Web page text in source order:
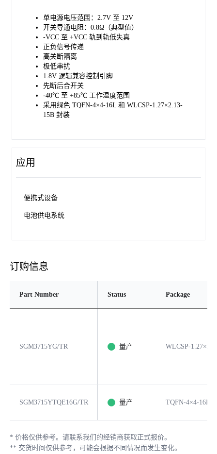
单电源电压范围：2.7V 至 12V
开关导通电阻：0.8Ω（典型值）
-VCC 至 +VCC 轨到轨低失真
正负信号传递
高关断隔离
极低串扰
1.8V 逻辑兼容控制引脚
先断后合开关
-40℃ 至 +85℃ 工作温度范围
采用绿色 TQFN-4×4-16L 和 WLCSP-1.27×2.13-
15B 封装
应用
便携式设备
电池供电系统
订购信息
Part Number Status Package
SGM3715YG/TR 量产 WLCSP-
SGM3715YTQE16G/TR 量产 TQFN-4×4-16L
* 价格仅供参考。请联系我们的经销商获取正式报价。
** 交货时间仅供参考，可能会根据不同情况而发生变化。